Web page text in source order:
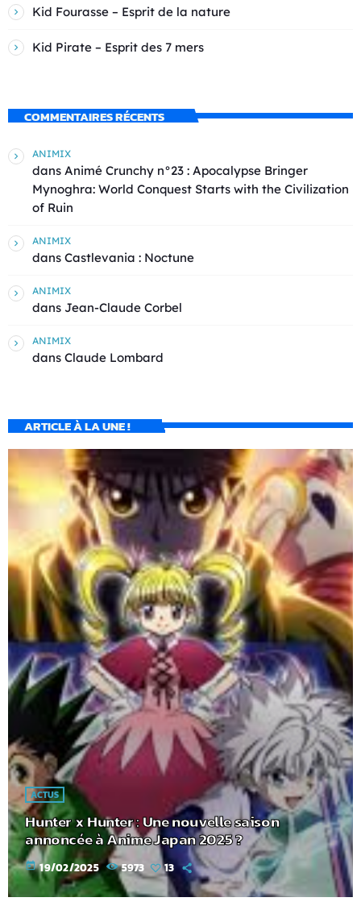
Kid Fourasse – Esprit de la nature
Kid Pirate – Esprit des 7 mers
COMMENTAIRES RÉCENTS
ANIMIX
dans Animé Crunchy n°23 : Apocalypse Bringer
Mynoghra: World Conquest Starts with the Civilization
of Ruin
ANIMIX
dans Castlevania : Noctune
ANIMIX
dans Jean-Claude Corbel
ANIMIX
dans Claude Lombard
ARTICLE À LA UNE !
ACTUS
Hunter x Hunter : Une nouvelle saison
annoncée à Anime Japan 2025 ?
today 19/02/2025 5973 13